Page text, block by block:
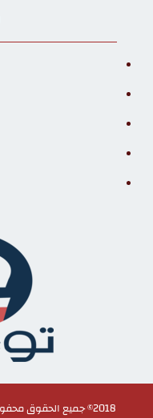
2018© جميع الحقوق محفوظة لمركز